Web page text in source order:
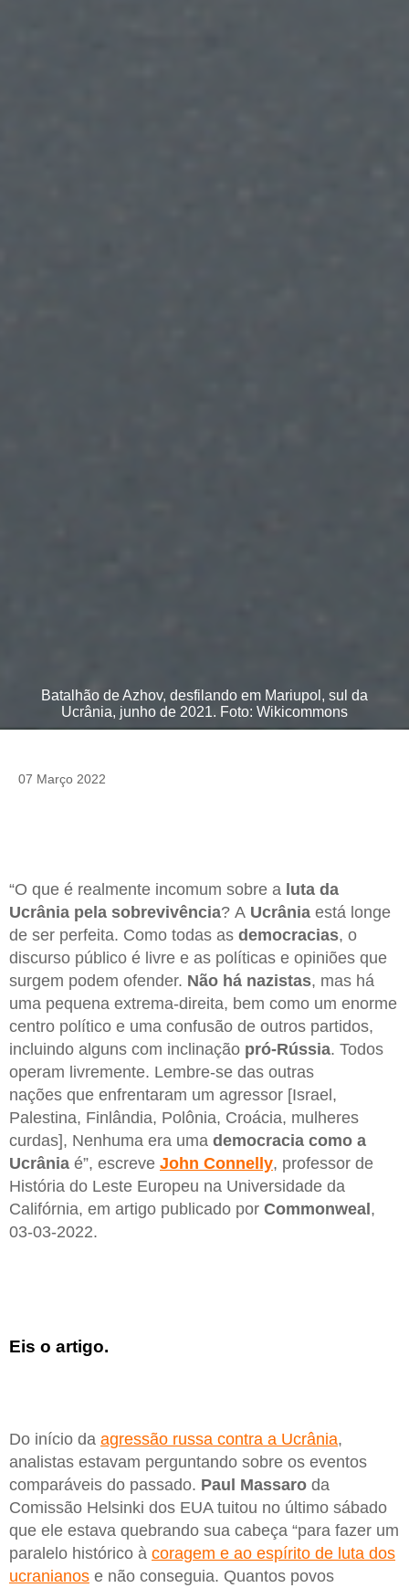
Batalhão de Azhov, desfilando em Mariupol, sul da
Ucrânia, junho de 2021. Foto: Wikicommons
07 Março 2022
“O que é realmente incomum sobre a luta da
Ucrânia pela sobrevivência? A Ucrânia está longe
de ser perfeita. Como todas as democracias, o
discurso público é livre e as políticas e opiniões que
surgem podem ofender. Não há nazistas, mas há
uma pequena extrema-direita, bem como um enorme
centro político e uma confusão de outros partidos,
incluindo alguns com inclinação pró-Rússia. Todos
operam livremente. Lembre-se das outras
nações que enfrentaram um agressor [Israel,
Palestina, Finlândia, Polônia, Croácia, mulheres
curdas], Nenhuma era uma democracia como a
Ucrânia é”, escreve John Connelly, professor de
História do Leste Europeu na Universidade da
Califórnia, em artigo publicado por Commonweal,
03-03-2022.
Eis o artigo.
Do início da agressão russa contra a Ucrânia,
analistas estavam perguntando sobre os eventos
comparáveis do passado. Paul Massaro da
Comissão Helsinki dos EUA tuitou no último sábado
que ele estava quebrando sua cabeça “para fazer um
paralelo histórico à coragem e ao espírito de luta dos
ucranianos e não conseguia. Quantos povos